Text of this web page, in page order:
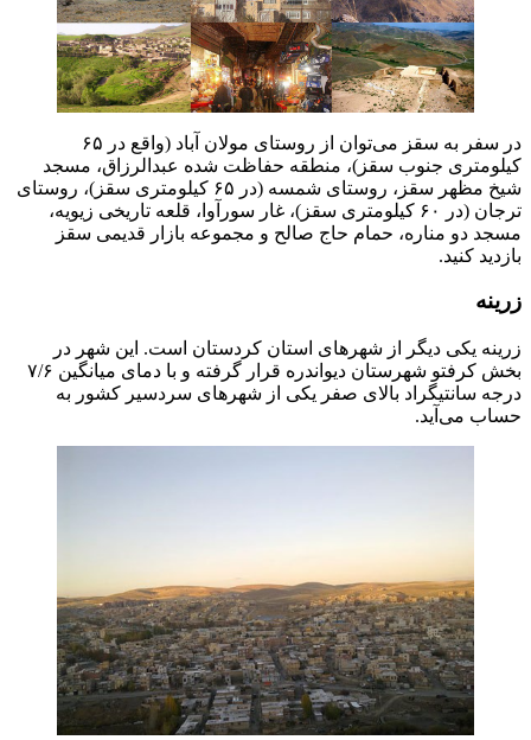
در سفر به سقز می‌توان از روستای مولان آباد (واقع در ۶۵
کیلومتری جنوب سقز)، منطقه حفاظت شده عبدالرزاق، مسجد
شیخ مظهر سقز، روستای شمسه (در ۶۵ کیلومتری سقز)، روستای
ترجان (در ۶۰ کیلومتری سقز)، غار سورآوا، قلعه تاریخی زیویه،
مسجد دو مناره، حمام حاج صالح و مجموعه بازار قدیمی سقز
بازدید کنید.
زرینه
زرینه یکی دیگر از شهر‌های استان کردستان است. این شهر در
بخش کرفتو شهرستان دیواندره قرار گرفته و با دمای میانگین ۷/۶
درجه سانتیگراد بالای صفر یکی از شهر‌های سردسیر کشور به
حساب می‌آید.